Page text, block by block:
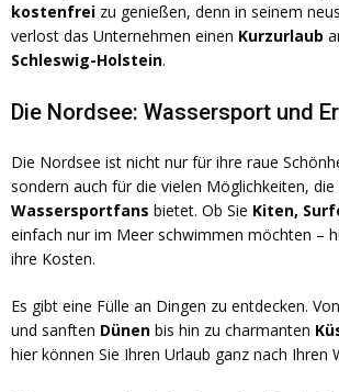
kostenfrei zu genießen, denn in seinem
verlost das Unternehmen einen Kurzurlaub
Schleswig-Holstein.
Die Nordsee: Wassersport und
Die Nordsee ist nicht nur für ihre raue
sondern auch für die vielen Möglichkeiten,
Wassersportfans bietet. Ob Sie Kiten,
einfach nur im Meer schwimmen möchten –
ihre Kosten.
Es gibt eine Fülle an Dingen zu entdecken.
und sanften Dünen bis hin zu charmanten
hier können Sie Ihren Urlaub ganz nach Ihren